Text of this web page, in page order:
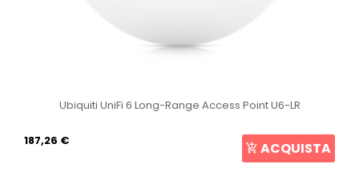
Ubiquiti UniFi 6 Long-Range Access Point U6-LR
187,26 € ACQUISTA